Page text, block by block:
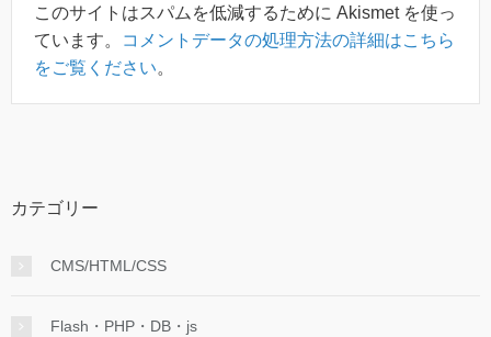
このサイトはスパムを低減するために Akismet を使っ
ています。
コメントデータの処理方法の詳細はこちら
をご覧ください。
カテゴリー
CMS/HTML/CSS
Flash・PHP・DB・js